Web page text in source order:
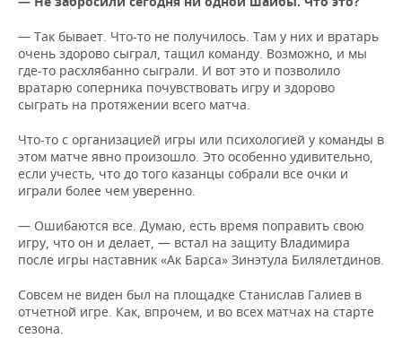
— Так бывает. Что-то не получилось. Там у них и вратарь
очень здорово сыграл, тащил команду. Возможно, и мы
где-то расхлябанно сыграли. И вот это и позволило
вратарю соперника почувствовать игру и здорово
сыграть на протяжении всего матча.
Что-то с организацией игры или психологией у команды в
этом матче явно произошло. Это особенно удивительно,
если учесть, что до того казанцы собрали все очки и
играли более чем уверенно.
— Ошибаются все. Думаю, есть время поправить свою
игру, что он и делает, — встал на защиту Владимира
после игры наставник «Ак Барса» Зинэтула Билялетдинов.
Совсем не виден был на площадке Станислав Галиев в
отчетной игре. Как, впрочем, и во всех матчах на старте
сезона.